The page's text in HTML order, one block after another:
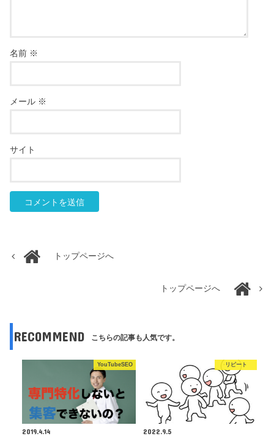
名前 ※
メール ※
サイト
トップページへ
トップページへ
RECOMMEND こちらの記事も人気です。
YouTubeSEO
2019.4.14
リピート
2022.9.5